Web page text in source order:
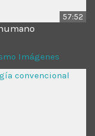
57:52
Imágenes